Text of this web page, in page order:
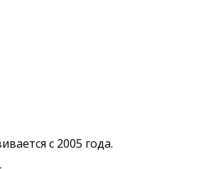
с 2005 года.